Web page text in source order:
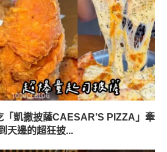
凱撒披薩CAESAR’S PIZZA」牽
天邊的超狂披...